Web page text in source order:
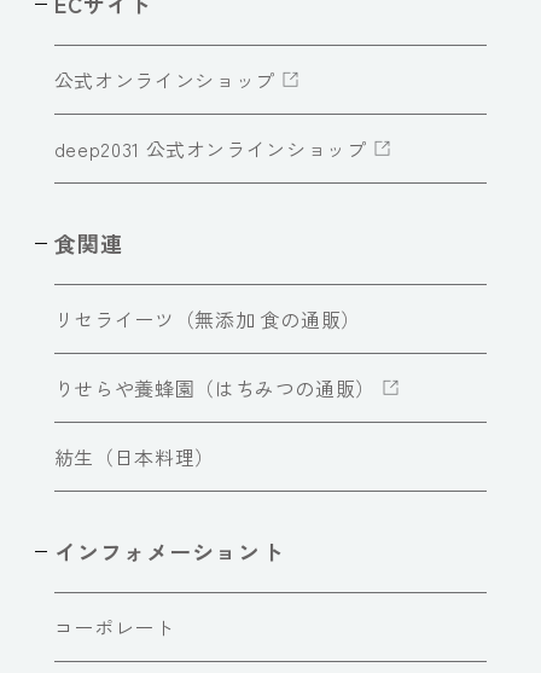
公式オンラインショップ
deep2031 公式オンラインショップ
食関連
リセライーツ（無添加 食の通販）
りせらや養蜂園（はちみつの通販）
紡生（日本料理）
インフォメーショント
コーポレート